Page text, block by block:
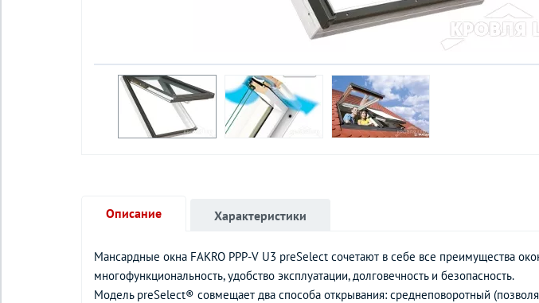
Описание
Мансардные окна FAKRO PPP-V U3 preSelect сочетают в себе все преимущества
многофункциональность, удобство эксплуатации, долговечность и безопасность.
Модель preSelect® совмещает два способа открывания: среднеповоротный
Характеристики